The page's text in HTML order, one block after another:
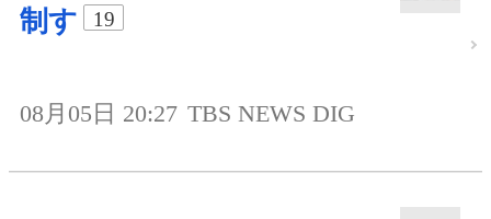
制す
19
08月05日 20:27 TBS NEWS DIG